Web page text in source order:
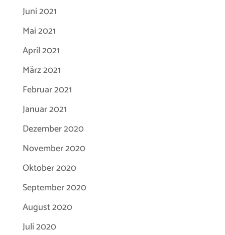
Juni 2021
Mai 2021
April 2021
März 2021
Februar 2021
Januar 2021
Dezember 2020
November 2020
Oktober 2020
September 2020
August 2020
Juli 2020